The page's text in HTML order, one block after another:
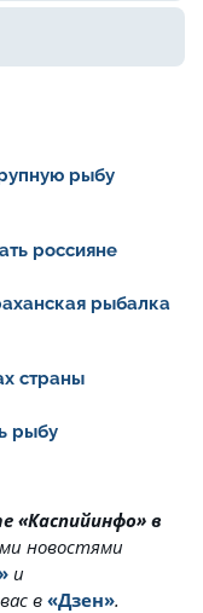
рыбу
россияне
рыбалка
страны
рыбу
«Каспийинфо» в
новостями
и
в«Дзен».